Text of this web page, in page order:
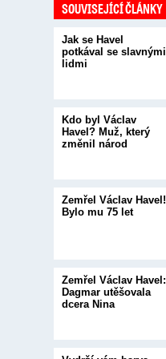
SOUVISEJÍCÍ ČLÁNKY
Jak se Havel
potkával se slavnými
lidmi
Kdo byl Václav
Havel? Muž, který
změnil národ
Zemřel Václav Havel!
Bylo mu 75 let
Zemřel Václav Havel:
Dagmar utěšovala
dcera Nina